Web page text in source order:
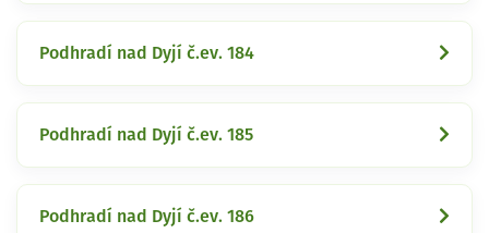
Podhradí nad Dyjí č.ev. 184
Podhradí nad Dyjí č.ev. 185
Podhradí nad Dyjí č.ev. 186